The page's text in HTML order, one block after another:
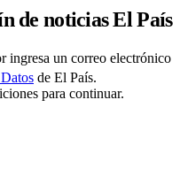
de noticias El País
ingresa un correo electrónico
de El País.
para continuar.